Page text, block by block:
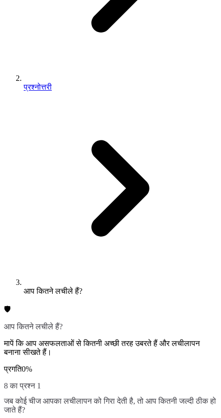
प्रश्नोत्तरी
आप कितने लचीले हैं?
🛡️
आप कितने लचीले हैं?
मापें कि आप असफलताओं से कितनी अच्छी तरह उबरते हैं और लचीलापन
बनाना सीखते हैं।
प्रगति0%
8 का प्रश्न 1
जब कोई चीज आपका लचीलापन को गिरा देती है, तो आप कितनी जल्दी ठीक हो
जाते हैं?